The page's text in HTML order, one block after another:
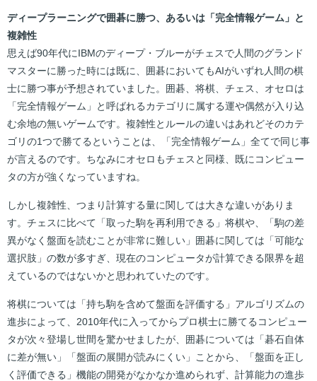
ディープラーニングで囲碁に勝つ、あるいは「完全情報ゲーム」と
複雑性
思えば90年代にIBMのディープ・ブルーがチェスで人間のグランド
マスターに勝った時には既に、囲碁においてもAIがいずれ人間の棋
士に勝つ事が予想されていました。囲碁、将棋、チェス、オセロは
「完全情報ゲーム」と呼ばれるカテゴリに属する運や偶然が入り込
む余地の無いゲームです。複雑性とルールの違いはあれどそのカテ
ゴリの1つで勝てるということは、「完全情報ゲーム」全てで同じ事
が言えるのです。ちなみにオセロもチェスと同様、既にコンピュー
タの方が強くなっていますね。
しかし複雑性、つまり計算する量に関しては大きな違いがありま
す。チェスに比べて「取った駒を再利用できる」将棋や、「駒の差
異がなく盤面を読むことが非常に難しい」囲碁に関しては「可能な
選択肢」の数が多すぎ、現在のコンピュータが計算できる限界を超
えているのではないかと思われていたのです。
将棋については「持ち駒を含めて盤面を評価する」アルゴリズムの
進歩によって、2010年代に入ってからプロ棋士に勝てるコンピュー
タが次々登場し世間を驚かせましたが、囲碁については「碁石自体
に差が無い」「盤面の展開が読みにくい」ことから、「盤面を正し
く評価できる」機能の開発がなかなか進められず、計算能力の進歩